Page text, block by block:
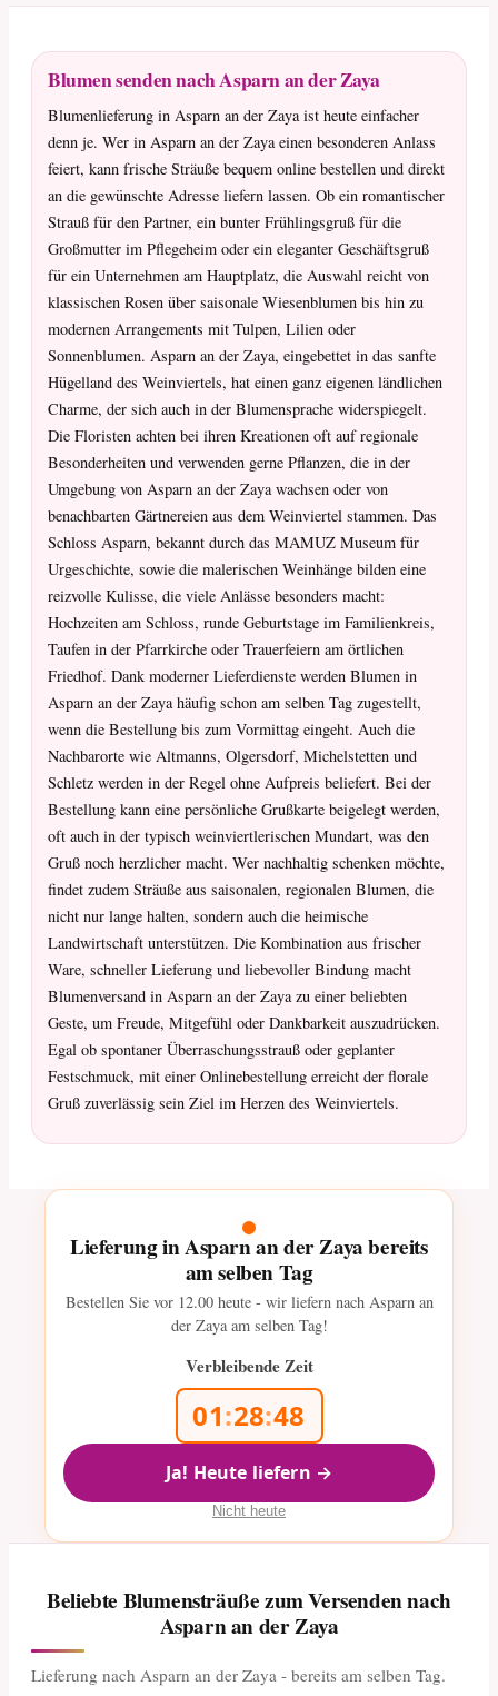
Blumen senden nach Asparn an der Zaya
Blumenlieferung in Asparn an der Zaya ist heute einfacher
denn je. Wer in Asparn an der Zaya einen besonderen Anlass
feiert, kann frische Sträuße bequem online bestellen und direkt
an die gewünschte Adresse liefern lassen. Ob ein romantischer
Strauß für den Partner, ein bunter Frühlingsgruß für die
Großmutter im Pflegeheim oder ein eleganter Geschäftsgruß
für ein Unternehmen am Hauptplatz, die Auswahl reicht von
klassischen Rosen über saisonale Wiesenblumen bis hin zu
modernen Arrangements mit Tulpen, Lilien oder
Sonnenblumen. Asparn an der Zaya, eingebettet in das sanfte
Hügelland des Weinviertels, hat einen ganz eigenen ländlichen
Charme, der sich auch in der Blumensprache widerspiegelt.
Die Floristen achten bei ihren Kreationen oft auf regionale
Besonderheiten und verwenden gerne Pflanzen, die in der
Umgebung von Asparn an der Zaya wachsen oder von
benachbarten Gärtnereien aus dem Weinviertel stammen. Das
Schloss Asparn, bekannt durch das MAMUZ Museum für
Urgeschichte, sowie die malerischen Weinhänge bilden eine
reizvolle Kulisse, die viele Anlässe besonders macht:
Hochzeiten am Schloss, runde Geburtstage im Familienkreis,
Taufen in der Pfarrkirche oder Trauerfeiern am örtlichen
Friedhof. Dank moderner Lieferdienste werden Blumen in
Asparn an der Zaya häufig schon am selben Tag zugestellt,
wenn die Bestellung bis zum Vormittag eingeht. Auch die
Nachbarorte wie Altmanns, Olgersdorf, Michelstetten und
Schletz werden in der Regel ohne Aufpreis beliefert. Bei der
Bestellung kann eine persönliche Grußkarte beigelegt werden,
oft auch in der typisch weinviertlerischen Mundart, was den
Gruß noch herzlicher macht. Wer nachhaltig schenken möchte,
findet zudem Sträuße aus saisonalen, regionalen Blumen, die
nicht nur lange halten, sondern auch die heimische
Landwirtschaft unterstützen. Die Kombination aus frischer
Ware, schneller Lieferung und liebevoller Bindung macht
Blumenversand in Asparn an der Zaya zu einer beliebten
Geste, um Freude, Mitgefühl oder Dankbarkeit auszudrücken.
Egal ob spontaner Überraschungsstrauß oder geplanter
Festschmuck, mit einer Onlinebestellung erreicht der florale
Gruß zuverlässig sein Ziel im Herzen des Weinviertels.
Lieferung in Asparn an der Zaya bereits
am selben Tag
Bestellen Sie vor 12.00heute - wir liefern nach Asparn an
der Zaya am selben Tag!
Verbleibende Zeit
01:28:48
Ja! Heute liefern →
Nicht heute
Beliebte Blumensträuße zum Versenden nach
Asparn an der Zaya
Lieferung nach Asparn an der Zaya - bereits am selben Tag.